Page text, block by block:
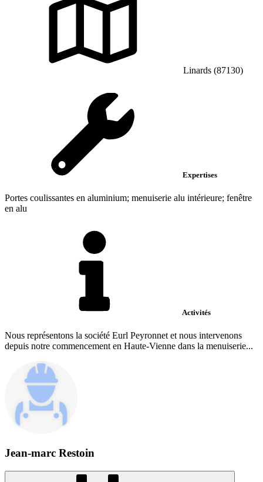
Linards (87130)
Expertises
Portes coulissantes en aluminium; menuiserie alu intérieure; fenêtre
en alu
Activités
Nous représentons la société Eurl Peyronnet et nous intervenons
depuis notre commencement en Haute-Vienne dans la menuiserie...
Jean-marc Restoin